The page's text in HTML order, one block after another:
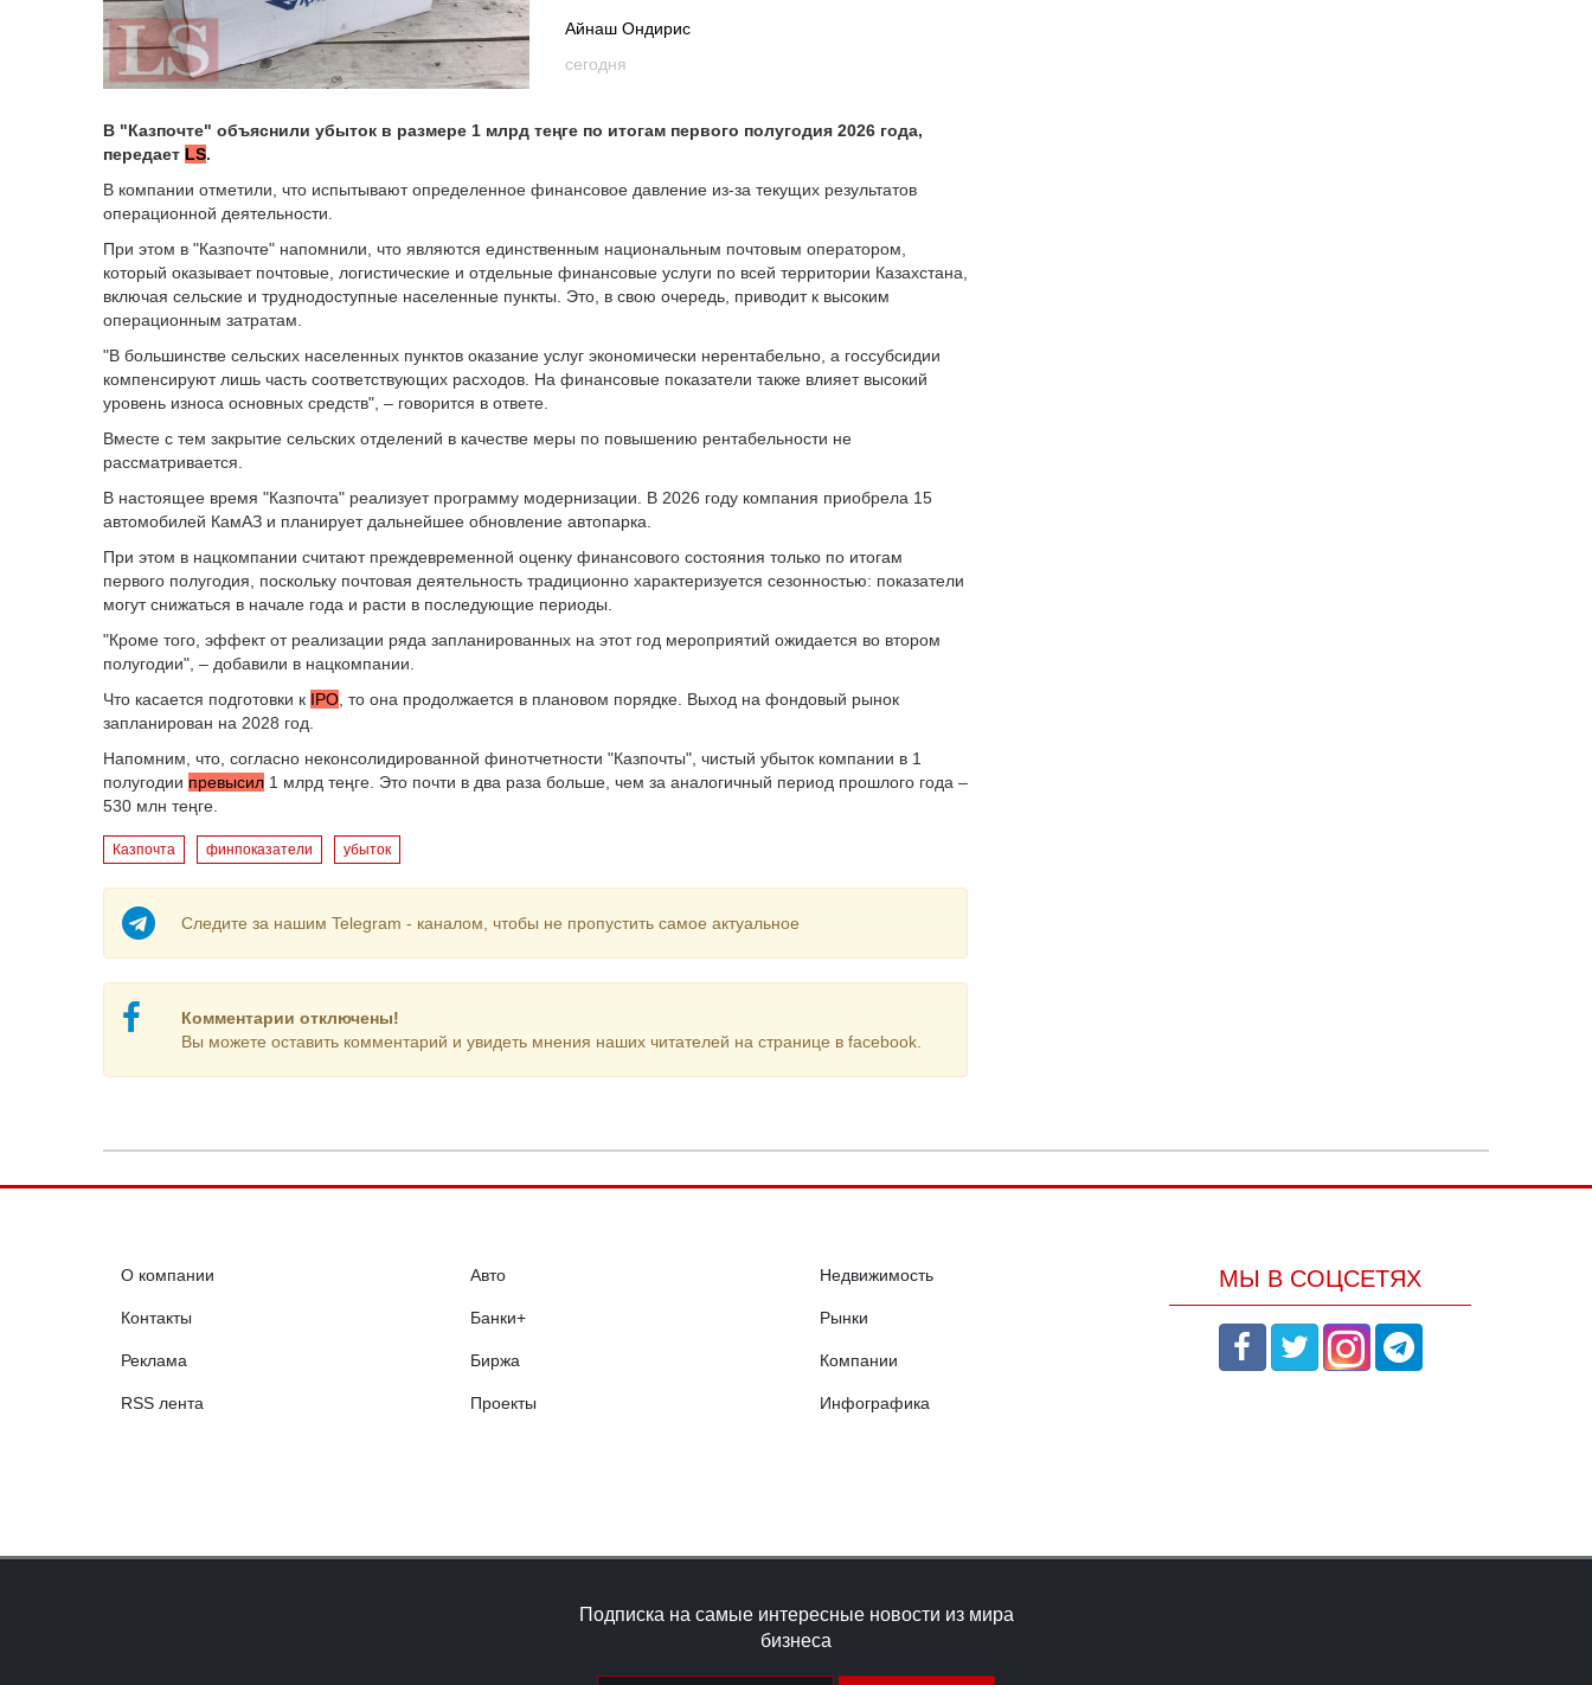
Айнаш Ондирис
сегодня
В "Казпочте" объяснили убыток в размере 1 млрд теңге по итогам первого полугодия 2026 года,
передает LS.
В компании отметили, что испытывают определенное финансовое давление из-за текущих результатов
операционной деятельности.
При этом в "Казпочте" напомнили, что являются единственным национальным почтовым оператором,
который оказывает почтовые, логистические и отдельные финансовые услуги по всей территории Казахстана,
включая сельские и труднодоступные населенные пункты. Это, в свою очередь, приводит к высоким
операционным затратам.
"В большинстве сельских населенных пунктов оказание услуг экономически нерентабельно, а госсубсидии
компенсируют лишь часть соответствующих расходов. На финансовые показатели также влияет высокий
уровень износа основных средств", – говорится в ответе.
Вместе с тем закрытие сельских отделений в качестве меры по повышению рентабельности не
рассматривается.
В настоящее время "Казпочта" реализует программу модернизации. В 2026 году компания приобрела 15
автомобилей КамАЗ и планирует дальнейшее обновление автопарка.
При этом в нацкомпании считают преждевременной оценку финансового состояния только по итогам
первого полугодия, поскольку почтовая деятельность традиционно характеризуется сезонностью: показатели
могут снижаться в начале года и расти в последующие периоды.
"Кроме того, эффект от реализации ряда запланированных на этот год мероприятий ожидается во втором
полугодии", – добавили в нацкомпании.
Что касается подготовки к IPO , то она продолжается в плановом порядке. Выход на фондовый рынок
запланирован на 2028 год.
Напомним, что, согласно неконсолидированной финотчетности "Казпочты", чистый убыток компании в 1
полугодии превысил 1 млрд теңге. Это почти в два раза больше, чем за аналогичный период прошлого года –
530 млн теңге.
Казпочта финпоказатели убыток
Следите за нашим Telegram - каналом, чтобы не пропустить самое актуальное
Комментарии отключены!
Вы можете оставить комментарий и увидеть мнения наших читателей на странице в facebook.
О компании
Контакты
Реклама
RSS лента
Авто
Банки+
Биржа
Проекты
Недвижимость
Рынки
Компании
Инфографика
МЫ В СОЦСЕТЯХ
Подписка на самые интересные новости из мира
бизнеса